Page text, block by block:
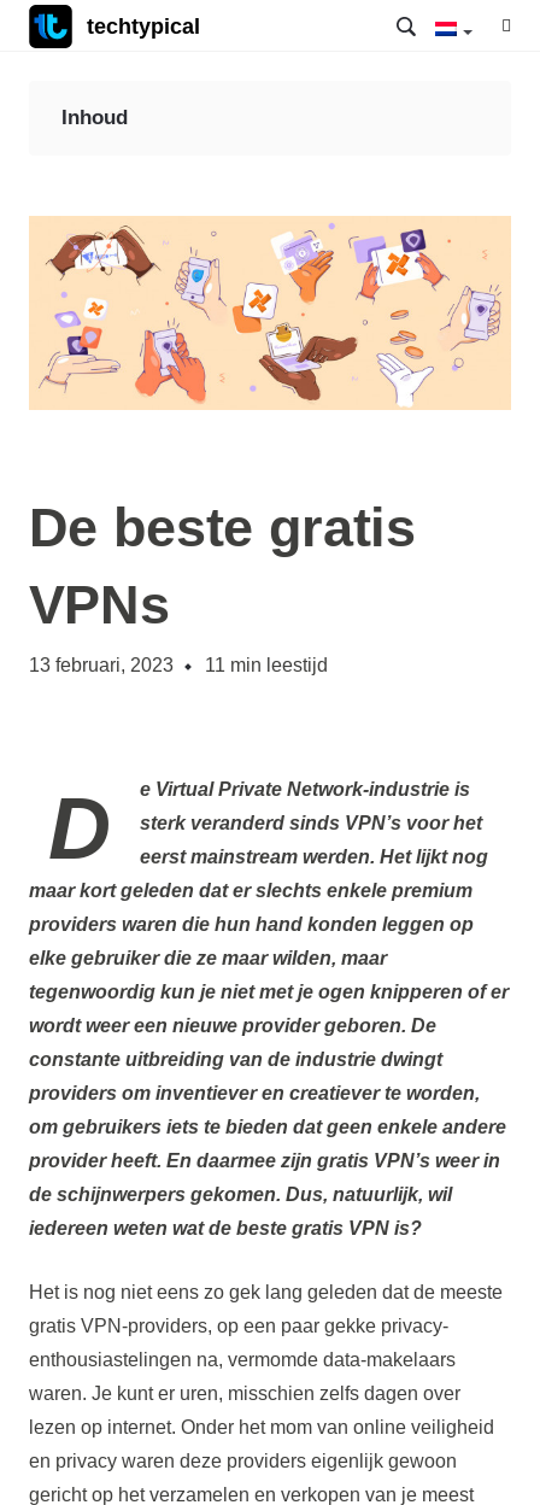
techtypical
De beste gratis
VPNs
13 februari, 2023 11 min leestijd
De Virtual Private Network-industrie is
sterk veranderd sinds VPN’s voor het
eerst mainstream werden. Het lijkt nog
maar kort geleden dat er slechts enkele premium
providers waren die hun hand konden leggen op
elke gebruiker die ze maar wilden, maar
tegenwoordig kun je niet met je ogen knipperen of er
wordt weer een nieuwe provider geboren. De
constante uitbreiding van de industrie dwingt
providers om inventiever en creatiever te worden,
om gebruikers iets te bieden dat geen enkele andere
provider heeft. En daarmee zijn gratis VPN’s weer in
de schijnwerpers gekomen. Dus, natuurlijk, wil
iedereen weten wat de beste gratis VPN is?
Het is nog niet eens zo gek lang geleden dat de meeste
gratis VPN-providers, op een paar gekke privacy-
enthousiastelingen na, vermomde data-makelaars
waren. Je kunt er uren, misschien zelfs dagen over
lezen op internet. Onder het mom van online veiligheid
en privacy waren deze providers eigenlijk gewoon
gericht op het verzamelen en verkopen van je meest
Inhoud